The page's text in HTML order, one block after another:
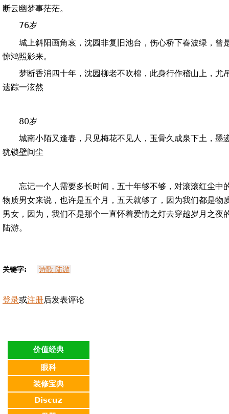
断云幽梦事茫茫。
76岁
城上斜阳画角哀，沈园非复旧池台，伤心桥下春波绿，曾
惊鸿照影来。
梦断香消四十年，沈园柳老不吹棉，此身行作稽山上，尤
遗踪一泫然
80岁
城南小陌又逢春，只见梅花不见人，玉骨久成泉下土，墨
犹锁壁间尘
忘记一个人需要多长时间，五十年够不够，对滚滚红尘中
物质男女来说，也许是五个月，五天就够了，因为我们都是物
男女，因为，我们不是那个一直怀着爱情之灯去穿越岁月之夜
陆游。
关键字: 诗歌 陆游
登录或注册后发表评论
价值经典
眼科
装修宝典
Discuz